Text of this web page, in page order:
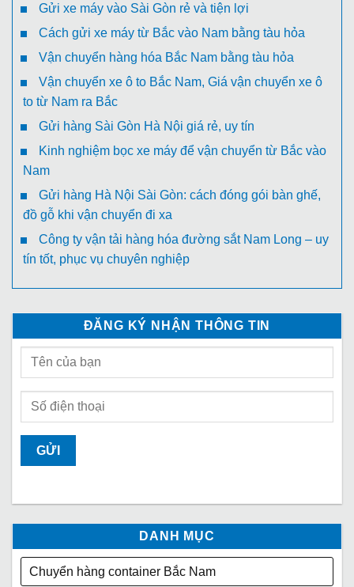
Gửi xe máy vào Sài Gòn rẻ và tiện lợi
Cách gửi xe máy từ Bắc vào Nam bằng tàu hỏa
Vận chuyển hàng hóa Bắc Nam bằng tàu hỏa
Vận chuyển xe ô to Bắc Nam, Giá vận chuyển xe ô
to từ Nam ra Bắc
Gửi hàng Sài Gòn Hà Nội giá rẻ, uy tín
Kinh nghiệm bọc xe máy để vận chuyển từ Bắc vào
Nam
Gửi hàng Hà Nội Sài Gòn: cách đóng gói bàn ghế,
đồ gỗ khi vận chuyển đi xa
Công ty vận tải hàng hóa đường sắt Nam Long – uy
tín tốt, phục vụ chuyên nghiệp
ĐĂNG KÝ NHẬN THÔNG TIN
DANH MỤC
Chuyển hàng container Bắc Nam